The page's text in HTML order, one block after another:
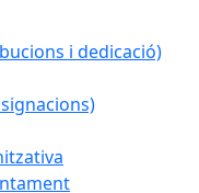
i dedicació)